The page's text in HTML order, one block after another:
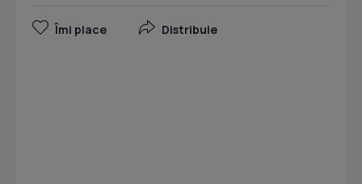
Îmi place Distribuie